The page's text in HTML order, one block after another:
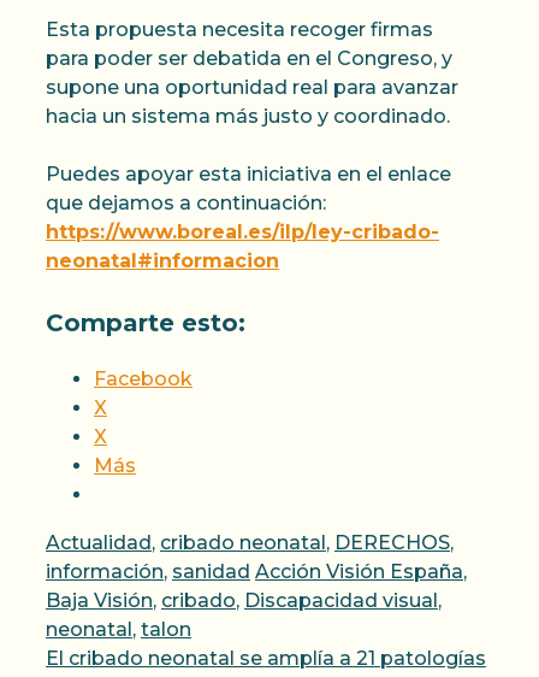
Esta propuesta necesita recoger firmas
para poder ser debatida en el Congreso, y
supone una oportunidad real para avanzar
hacia un sistema más justo y coordinado.
Puedes apoyar esta iniciativa en el enlace
que dejamos a continuación:
https://www.boreal.es/ilp/ley-cribado-
neonatal#informacion
Comparte esto:
Facebook
X
X
Más
Categorías
Actualidad, cribado neonatal, DERECHOS,
información, sanidad Etiquetas
Acción Visión España,
Baja Visión, cribado, Discapacidad visual,
neonatal, talon
El cribado neonatal se amplía a 21 patologías